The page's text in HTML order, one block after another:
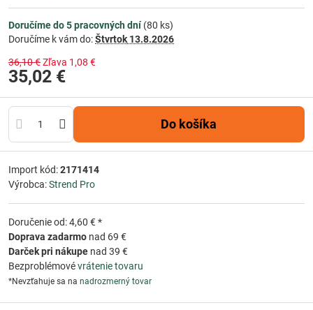
Doručíme do 5 pracovných dní(80 ks)
Doručíme k vám do:Štvrtok 13.8.2026
36,10 €Zľava 1,08 €
35,02 €
Do košíka
Import kód:2171414
Výrobca:Strend Pro
Doručenie od: 4,60 € *
Doprava zadarmo nad 69 €
Darček pri nákupe nad 39 €
Bezproblémovévrátenie tovaru
*Nevzťahuje sa na nadrozmerný tovar